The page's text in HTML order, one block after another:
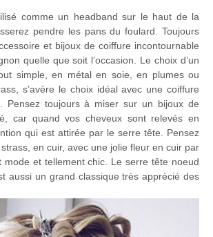
comme un headband sur le haut de la
pendre les pans du foulard. Toujours
et bijoux de coiffure incontournable
quelle que soit l’occasion. Le choix d’un
simple, en métal en soie, en plumes ou
s’avère le choix idéal avec une coiffure
Pensez toujours à miser sur un bijoux de
car quand vos cheveux sont relevés en
qui est attirée par le serre tête. Pensez
en cuir, avec une jolie fleur en cuir par
mode et tellement chic. Le serre tête noeud
aussi un grand classique très apprécié des